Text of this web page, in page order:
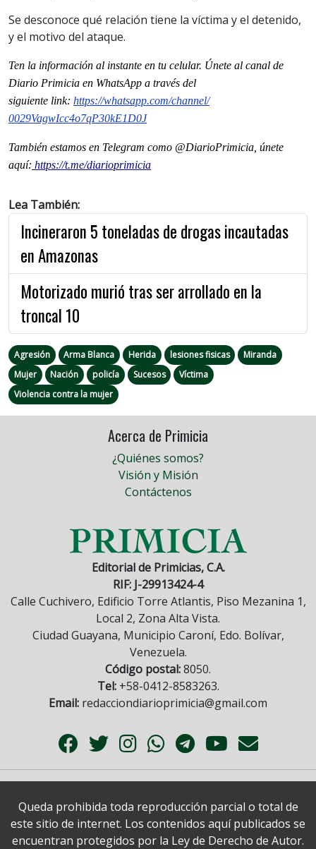
Se desconoce qué relación tiene la víctima y el detenido,
y el motivo del ataque.
Ten la información al instante en tu celular. Únete al canal de
Diario Primicia en WhatsApp a través del
siguiente link: https://whatsapp.com/channel/
0029VagwIcc4o7qP30kE1D0J
También estamos en Telegram como @DiarioPrimicia, únete
aquí: https://t.me/diarioprimicia
Lea También:
Incineraron 5 toneladas de drogas incautadas
en Amazonas
Motorizado murió tras ser arrollado en la
troncal 10
Agresión Arma Blanca Herida lesiones fisicas
Miranda
Mujer
Nación policía Sucesos
Víctima
Violencia contra la mujer
Acerca de Primicia
¿Quiénes somos?
Visión y Misión
Contáctenos
Editorial de Primicias, C.A.
RIF: J-29913424-4
Calle Cuchivero, Edificio Torre Atlantis, Piso Mezanina 1,
Local 2, Zona Alta Vista.
Ciudad Guayana, Municipio Caroní, Edo. Bolívar,
Venezuela.
Código postal:8050.
Tel:+58-0412-8583263.
Email: redacciondiarioprimicia@gmail.com
Queda prohibida toda reproducción parcial o total de
este sitio de internet. Los contenidos aquí publicados se
encuentran protegidos por la Ley de Derecho de Autor.